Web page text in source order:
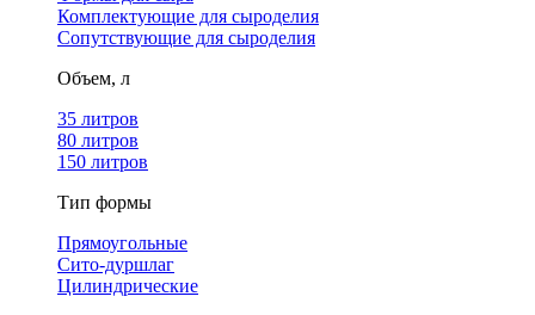
Комплектующие для сыроделия
Сопутствующие для сыроделия
Объем, л
35 литров
80 литров
150 литров
Тип формы
Прямоугольные
Сито-дуршлаг
Цилиндрические